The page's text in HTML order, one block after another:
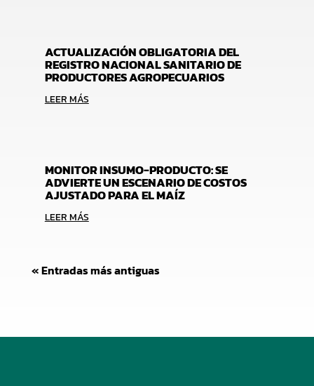
ACTUALIZACIÓN OBLIGATORIA DEL
REGISTRO NACIONAL SANITARIO DE
PRODUCTORES AGROPECUARIOS
LEER MÁS
MONITOR INSUMO-PRODUCTO: SE
ADVIERTE UN ESCENARIO DE COSTOS
AJUSTADO PARA EL MAÍZ
LEER MÁS
« Entradas más antiguas